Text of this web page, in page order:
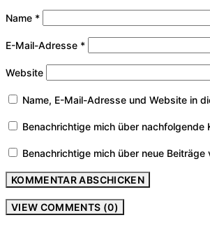
Name *
E-Mail-Adresse *
Website
Name, E-Mail-Adresse und Website in
Benachrichtige mich über nachfolgende
Benachrichtige mich über neue Beiträge
VIEW COMMENTS (0)